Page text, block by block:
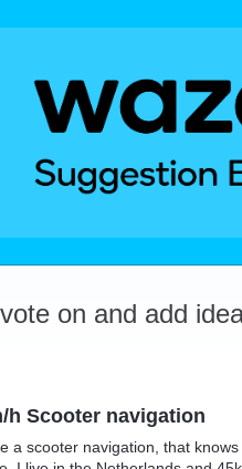
on and add
h Scooter navigation
a scooter navigation, that